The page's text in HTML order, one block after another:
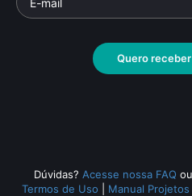
Quero
Dúvidas? Acesse nossa FAQ
Termos de Uso
Manual Projetos